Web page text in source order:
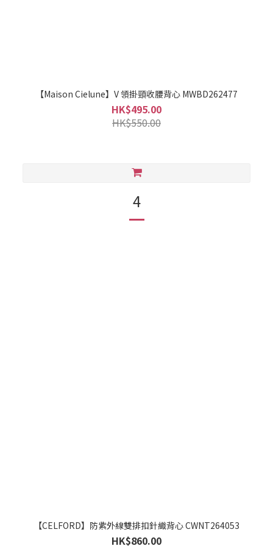
【Maison Cielune】V 領掛頸收腰背心 MWBD262477
HK$495.00
HK$550.00
4
【CELFORD】防紫外線雙排扣針織背心 CWNT264053
HK$860.00